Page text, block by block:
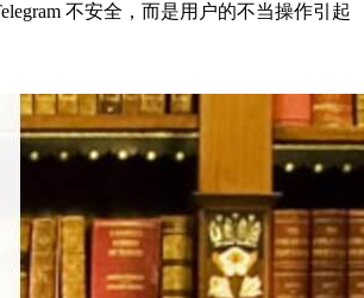
不安全，而是用户的不当操作引起